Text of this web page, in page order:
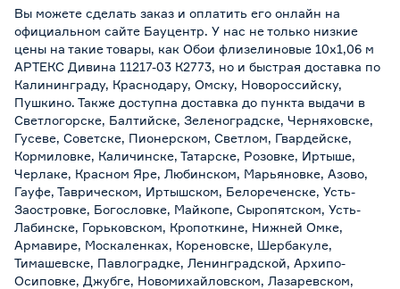
Вы можете сделать заказ и оплатить его онлайн на
официальном сайте Бауцентр. У нас не только низкие
цены на такие товары, как Обои флизелиновые 10х1,06 м
АРТЕКС Дивина 11217-03 К2773, но и быстрая доставка по
Калининграду, Краснодару, Омску, Новороссийску,
Пушкино. Также доступна доставка до пункта выдачи в
Светлогорске, Балтийске, Зеленоградске, Черняховске,
Гусеве, Советске, Пионерском, Светлом, Гвардейске,
Кормиловке, Каличинске, Татарске, Розовке, Иртыше,
Черлаке, Красном Яре, Любинском, Марьяновке, Азово,
Гауфе, Таврическом, Иртышском, Белореченске, Усть-
Заостровке, Богословке, Майкопе, Сыропятском, Усть-
Лабинске, Горьковском, Кропоткине, Нижней Омке,
Армавире, Москаленках, Кореновске, Шербакуле,
Тимашевске, Павлоградке, Ленинградской, Архипо-
Осиповке, Джубге, Новомихайловском, Лазаревском,